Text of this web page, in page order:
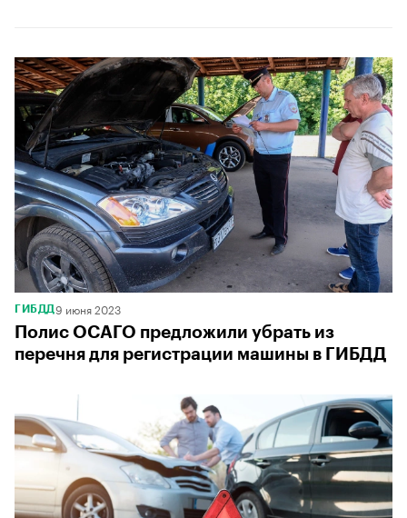
ГИБДД 9 июня 2023
Полис ОСАГО предложили убрать из
перечня для регистрации машины в ГИБДД